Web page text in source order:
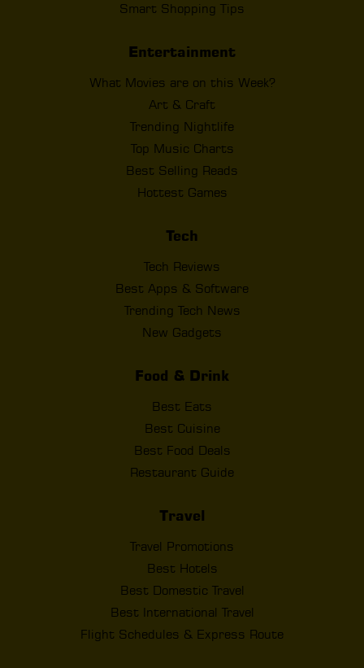
Smart Shopping Tips
Entertainment
What Movies are on this Week?
Art & Craft
Trending Nightlife
Top Music Charts
Best Selling Reads
Hottest Games
Tech
Tech Reviews
Best Apps & Software
Trending Tech News
New Gadgets
Food & Drink
Best Eats
Best Cuisine
Best Food Deals
Restaurant Guide
Travel
Travel Promotions
Best Hotels
Best Domestic Travel
Best International Travel
Flight Schedules & Express Route